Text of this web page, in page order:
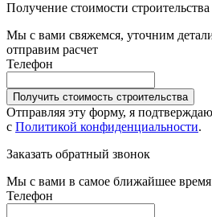
Получение стоимости
Мы с вами свяжемся, уточним
отправим расчет
Телефон
Получить стоимость строительства
Отправляя эту форму, я
с Политикой конфиденциальности.
Заказать обратный звонок
Мы с вами в самое ближайшее время
Телефон